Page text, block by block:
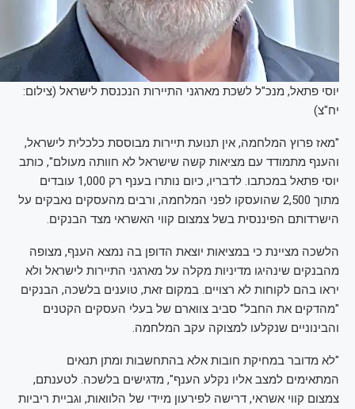
יוסי פתאל, מנכ"ל לשכת מארגני התיירות הנכנסת לישראל (צילום:
יח"צ)
"מאז פרוץ המלחמה, אין תנועת תיירות מבוססת כלכלית לישראל,
והענף מתמודד עם מציאות קשה שישראל לא חוותה מעולם", כותב
יוסי פתאל במכתבו. לדבריו, כיום נותרו בענף רק 1,000 עובדים
מתוך 2,500 שהועסקו לפני המלחמה, ורבים מהעסקים נאבקים על
הישרדותם הפיננסית בשל צמצום קווי האשראי מצד הבנקים.
הלשכה מציינת כי במציאות יוצאת הדופן בה נמצא הענף, מצופה
מהבנקים שינהיגו מדיניות מקלה על מארגני התיירות לישראל ולא
יראו בהם לקוחות לא רצויים. במקום זאת, טוענים בלשכה, הבנקים
"מהדקים את החבל" סביב צווארם של בעלי העסקים הקטנים
והבינוניים שנקלעו למצוקה עקב המלחמה.
"לא מדובר במחיקת חובות אלא בהתחשבות ומתן תנאים
המתאימים למצב אליו נקלע הענף", מדגישים בלשכה. לטענתם,
צמצום קווי אשראי, דרישה לפירעון מיידי של הלוואות, וגביית ריביות